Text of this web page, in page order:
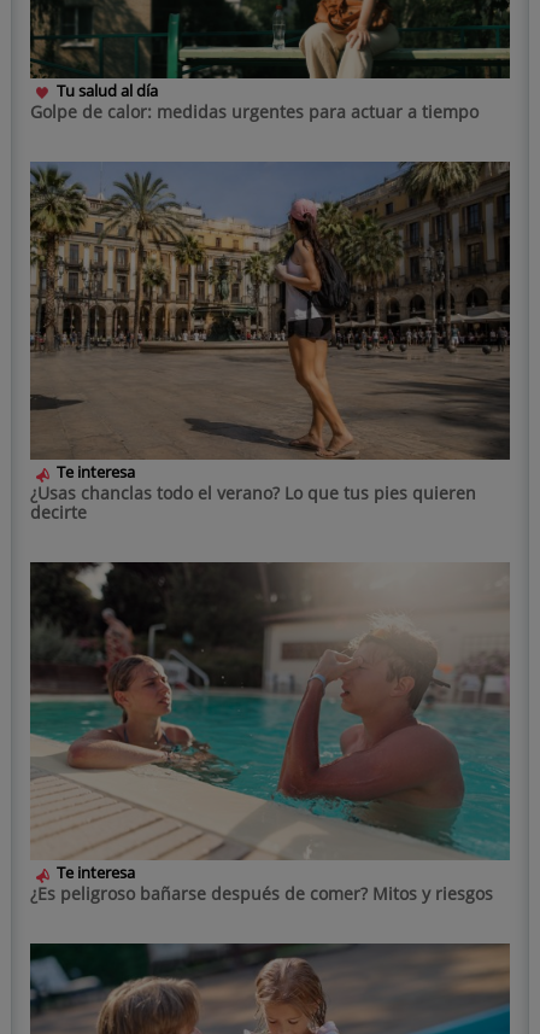
Tu salud al día
Golpe de calor: medidas urgentes para actuar a tiempo
Te interesa
¿Usas chanclas todo el verano? Lo que tus pies quieren
decirte
Te interesa
¿Es peligroso bañarse después de comer? Mitos y riesgos